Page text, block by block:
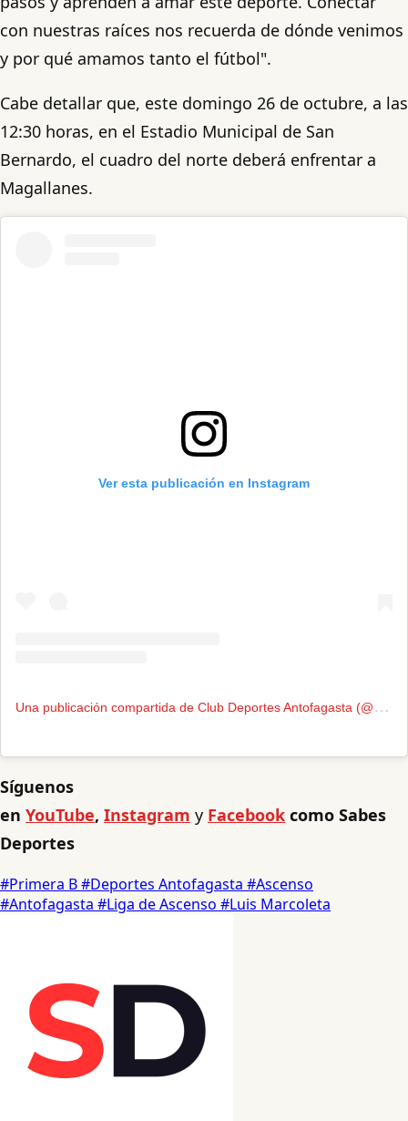
con nuestras raíces nos recuerda de dónde venimos
y por qué amamos tanto el fútbol".
Cabe detallar que, este domingo 26 de octubre, a las
12:30 horas, en el Estadio Municipal de San
Bernardo, el cuadro del norte deberá enfrentar a
Magallanes.
Ver esta publicación en Instagram
U
na publicación compartida de Club Deportes Antofagasta (@clubdeportesantofagasta)
Síguenos
en YouTube, Instagram y Facebook como Sabes
Deportes
#Primera B#Deportes Antofagasta #Ascenso
#Antofagasta #Liga de Ascenso #Luis Marcoleta